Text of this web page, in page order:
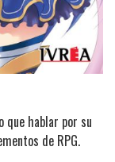
que hablar por su
de RPG.